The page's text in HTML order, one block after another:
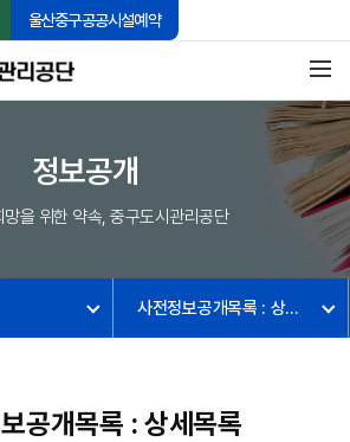
울산중구공공시설예약
정보공개
망을 위한 약속, 중구도시관리공단
사전정보공개목록 : 상세목록
공개목록 : 상세목록